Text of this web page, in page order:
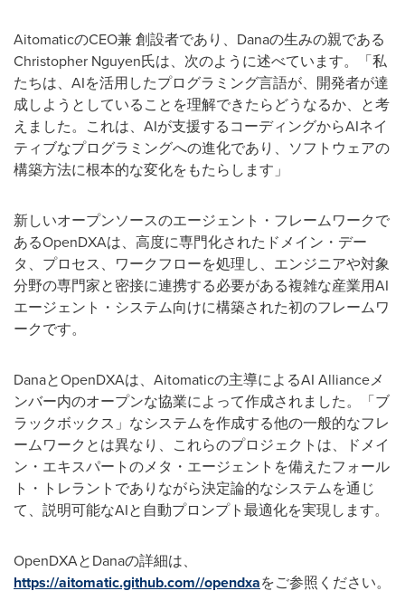
AitomaticのCEO兼 創設者であり、Danaの生みの親である
Christopher Nguyen氏は、次のように述べています。「私
たちは、AIを活用したプログラミング言語が、開発者が達
成しようとしていることを理解できたらどうなるか、と考
えました。これは、AIが支援するコーディングからAIネイ
ティブなプログラミングへの進化であり、ソフトウェアの
構築方法に根本的な変化をもたらします」
新しいオープンソースのエージェント・フレームワークで
あるOpenDXAは、高度に専門化されたドメイン・デー
タ、プロセス、ワークフローを処理し、エンジニアや対象
分野の専門家と密接に連携する必要がある複雑な産業用AI
エージェント・システム向けに構築された初のフレームワ
ークです。
DanaとOpenDXAは、Aitomaticの主導によるAI Allianceメ
ンバー内のオープンな協業によって作成されました。「ブ
ラックボックス」なシステムを作成する他の一般的なフレ
ームワークとは異なり、これらのプロジェクトは、ドメイ
ン・エキスパートのメタ・エージェントを備えたフォール
ト・トレラントでありながら決定論的なシステムを通じ
て、説明可能なAIと自動プロンプト最適化を実現します。
OpenDXAとDanaの詳細は、
https://aitomatic.github.com//opendxaをご参照ください。